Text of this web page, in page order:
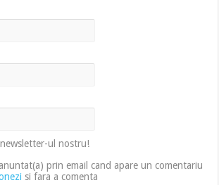
ul nostru!
prin email cand apare un comentariu
si fara a comenta